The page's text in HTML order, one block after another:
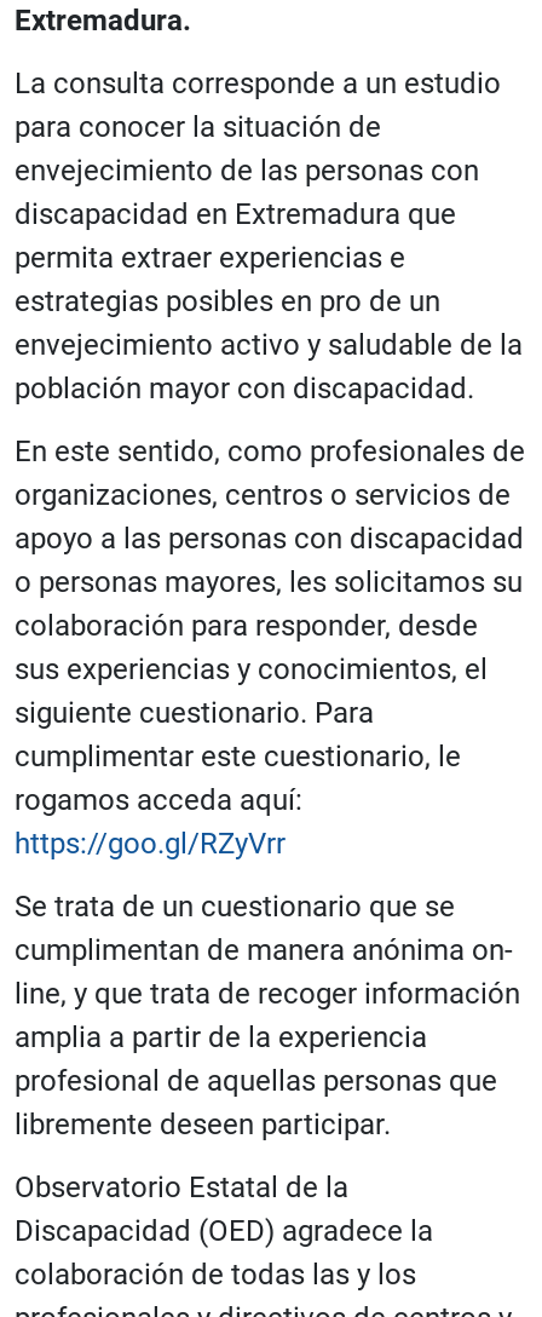
Extremadura.
La consulta corresponde a un estudio
para conocer la situación de
envejecimiento de las personas con
discapacidad en Extremadura que
permita extraer experiencias e
estrategias posibles en pro de un
envejecimiento activo y saludable de la
población mayor con discapacidad.
En este sentido, como profesionales de
organizaciones, centros o servicios de
apoyo a las personas con discapacidad
o personas mayores, les solicitamos su
colaboración para responder, desde
sus experiencias y conocimientos, el
siguiente cuestionario. Para
cumplimentar este cuestionario, le
rogamos acceda aquí:
https://goo.gl/RZyVrr
Se trata de un cuestionario que se
cumplimentan de manera anónima on-
line, y que trata de recoger información
amplia a partir de la experiencia
profesional de aquellas personas que
libremente deseen participar.
Observatorio Estatal de la
Discapacidad (OED) agradece la
colaboración de todas las y los